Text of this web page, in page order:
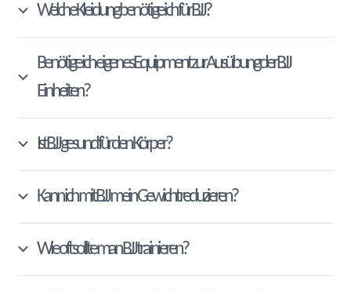
Welche Kleidung benötige ich für BJJ?
Benötige ich eigenes Equipment zur Ausübung der BJJ
Einheiten?
Ist BJJ gesund für den Körper?
Kann ich mit BJJ mein Gewicht reduzieren?
Wie oft sollte man BJJ trainieren?